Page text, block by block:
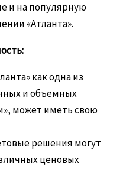
и на популярную
«Атланта».
как одна из
и объемных
может иметь свою
решения могут
ценовых